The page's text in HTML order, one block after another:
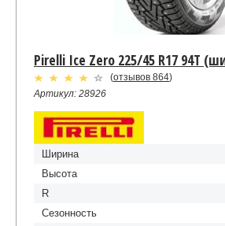
Pirelli Ice Zero 225/45 R17 94T
(отзывов 864)
Артикул: 28926
Ширина
Высота
R
Сезонность